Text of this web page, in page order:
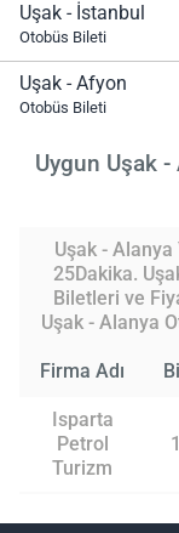
Uşak - İstanbul
Otobüs Bileti
Uşak - Afyon
Otobüs Bileti
Uygun Uşak
Uşak -
25Dakika.
Biletleri ve
Uşak - Alanya
Firma Adı
Isparta
Petrol
Turizm